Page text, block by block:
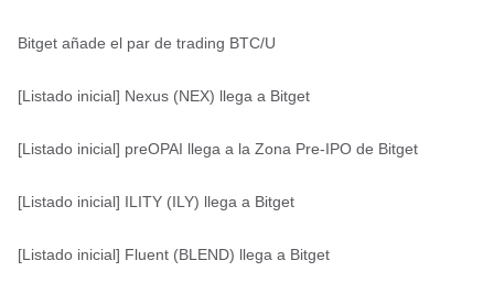
Bitget añade el par de trading BTC/U
[Listado inicial] Nexus (NEX) llega a Bitget
[Listado inicial] preOPAI llega a la Zona Pre-IPO de Bitget
[Listado inicial] ILITY (ILY) llega a Bitget
[Listado inicial] Fluent (BLEND) llega a Bitget